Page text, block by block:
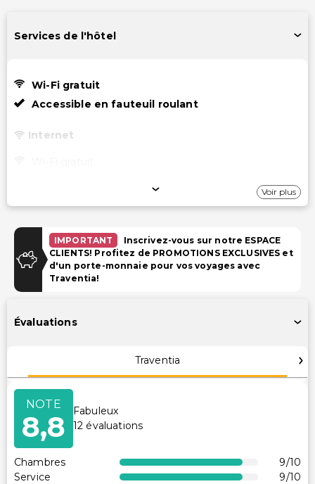
Services de l'hôtel
Wi-Fi gratuit
Accessible en fauteuil roulant
Internet
Parking longue durée (payant)
Installations
Salles de réunion
Télévision dans les espaces communs
Accessible en fauteuil roulant
Accessibilité dans la chambre (dans certaines
chambres)
Chemin accessible en fauteuil roulant
Parking accessible en fauteuil roulant
Services supplémentaires
Voir plus
IMPORTANT
Inscrivez-vous sur notre ESPACE
CLIENTS! Profitez de PROMOTIONS EXCLUSIVES et
d'un porte-monnaie pour vos voyages avec
Traventia!
Évaluations
Traventia
NOTE
8,8
Fabuleux
12 évaluations
Chambres 9/10
Service
9/10